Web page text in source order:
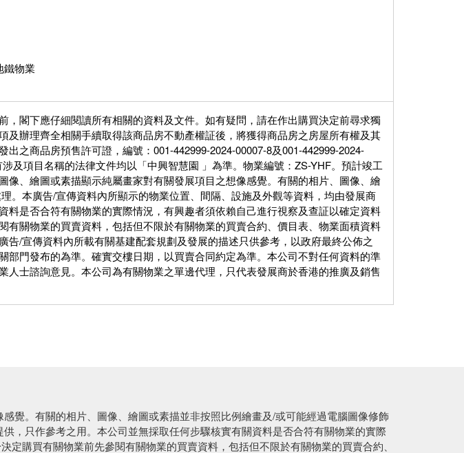
鐵物業
閣下應仔細閱讀所有相關的資料及文件。如有疑問，請在作出購買決定前尋求獨
及辦理齊全相關手續取得該商品房不動產權証後，將獲得商品房之房屋所有權及其
之商品房預售許可證，編號：001-442999-2024-00007-8及001-442999-2024-
及項目名稱的法律文件均以「中興智慧園 」為準。物業編號：ZS-YHF。預計竣工
像、繪圖或素描顯示純屬畫家對有關發展項目之想像感覺。有關的相片、圖像、繪
。本廣告/宣傳資料內所顯示的物業位置、間隔、設施及外觀等資料，均由發展商
料是否合符有關物業的實際情況，有興趣者須依賴自己進行視察及查証以確定資料
有關物業的買賣資料，包括但不限於有關物業的買賣合約、價目表、物業面積資料
/宣傳資料內所載有關基建配套規劃及發展的描述只供參考，以政府最終公佈之
部門發布的為準。確實交樓日期，以買賣合同約定為準。本公司不對任何資料的準
士諮詢意見。本公司為有關物業之單邊代理，只代表發展商於香港的推廣及銷售
覺。有關的相片、圖像、繪圖或素描並非按照比例繪畫及/或可能經過電腦圖像修飾
，只作參考之用。本公司並無採取任何步驟核實有關資料是否合符有關物業的實際
購買有關物業前先參閱有關物業的買賣資料，包括但不限於有關物業的買賣合約、